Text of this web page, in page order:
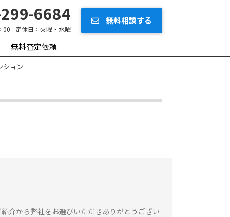
6684
00 定休日： 火曜・水曜
無料相談する
無料査定依頼
ション
介から弊社をお選びいただきありがとうござい